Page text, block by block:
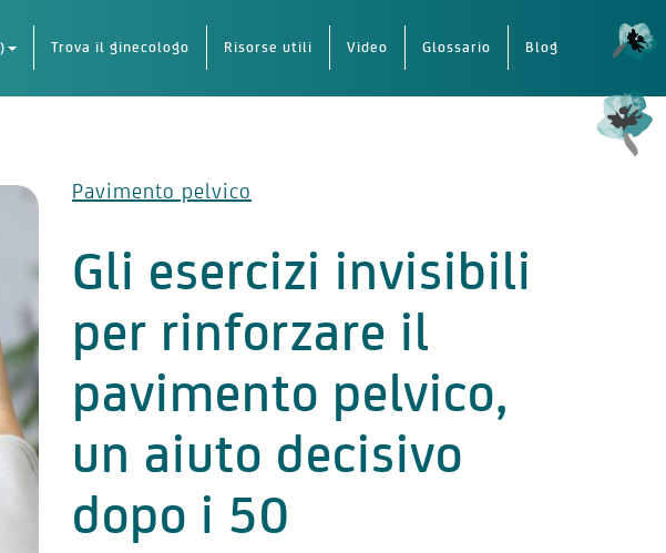
Trova il ginecologo Risorse utili Video Glossario Blog
Pavimento pelvico
Gli esercizi invisibili
per rinforzare il
pavimento pelvico,
un aiuto decisivo
dopo i 50